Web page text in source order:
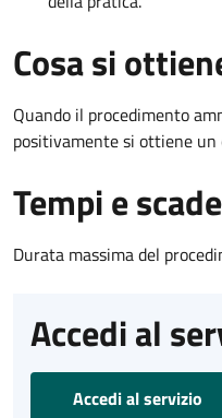
Cosa si
Quando il procedimento
positivamente si ottiene
Tempi e
Durata massima del
Accedi al
Accedi al servizio